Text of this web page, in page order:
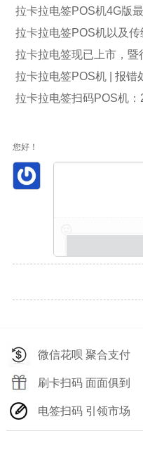
拉卡拉电签POS机4G版
拉卡拉电签POS机以及
拉卡拉电签现已上市，暨
拉卡拉电签POS机 | 报错
拉卡拉电签扫码POS机：
您好！
微信花呗 聚合支付
刷卡扫码 面面俱到
电签扫码 引领市场